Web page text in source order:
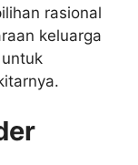
rasional
keluarga